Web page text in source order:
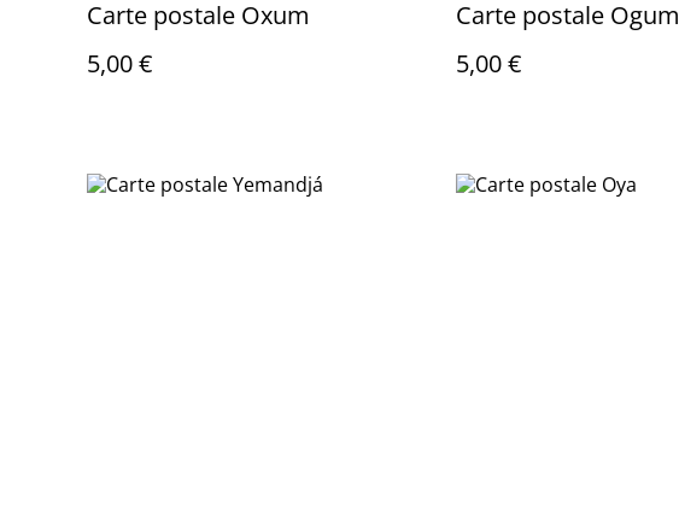
Carte postale Oxum
5,00 €
Carte postale Ogum
5,00 €